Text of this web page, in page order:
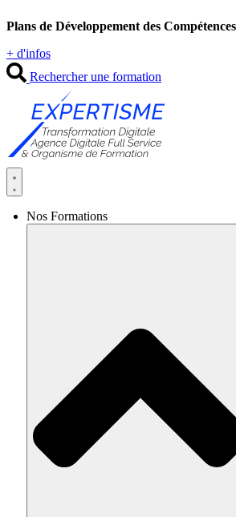
au
Plans de Développement des
+ d'infos
Rechercher une formation
Nos Formations